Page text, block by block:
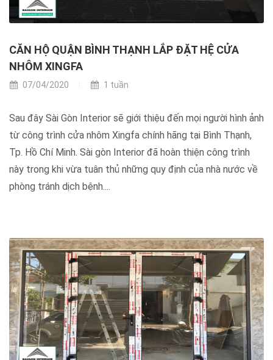
CĂN HỘ QUẬN BÌNH THẠNH LẮP ĐẶT HỆ CỬA
NHÔM XINGFA
07/04/2020 1 tuần
Sau đây Sài Gòn Interior sẽ giới thiệu đến mọi người hình ảnh
từ công trình cửa nhôm Xingfa chính hãng tại Bình Thạnh,
Tp. Hồ Chí Minh. Sài gòn Interior đã hoàn thiện công trình
này trong khi vừa tuân thủ những quy định của nhà nước về
phòng tránh dịch bệnh....